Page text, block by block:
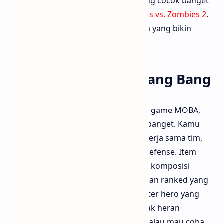
Plants vs. Zombies 2.
Bloggermuda suka humor konyolnya yang bikin
4. Mobile Legends: Bang Bang
Mungkin banyak yang mikir ini cuma game MOBA,
tapi percaya deh, strateginya dalam banget. Kamu
harus pilih hero dengan peran pas, kerja sama tim,
dan mengatur jalur serangan serta defense. Item
build juga harus disesuaikan dengan komposisi
lawan. Game ini punya mode klasik dan ranked yang
bikin makin menantang. Dengan roster hero yang
terus bertambah dan skin kece, nggak heran